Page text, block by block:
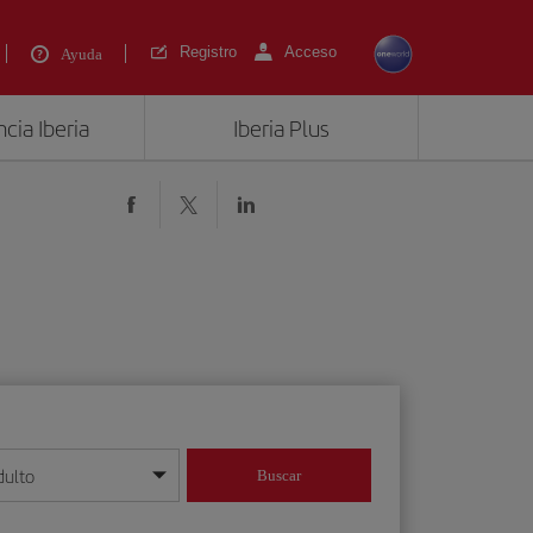
Ayuda Registro Acceso
Iberia Iberia Plus
mes/año
Buscar